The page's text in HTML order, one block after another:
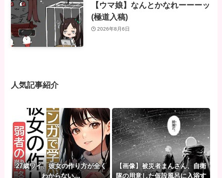
【ウマ娘】なんとかなれーーーッ
(極道入稿)
2026年8月6日
人気記事紹介
27歳ワイ、彼女の作り方が全く
わからない…
【画像】被災者まんさん、自衛
隊の用意した仮設風呂に入浴す